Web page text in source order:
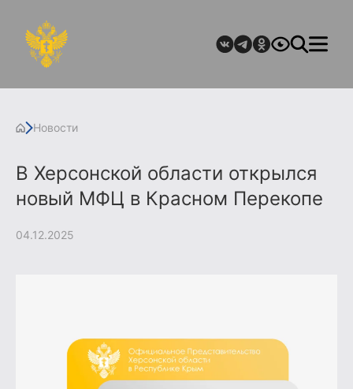
Новости
В Херсонской области открылся
новый МФЦ в Красном Перекопе
04.12.2025